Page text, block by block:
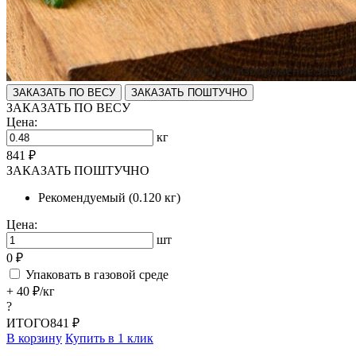
ЗАКАЗАТЬ ПО ВЕСУ ЗАКАЗАТЬ ПОШТУЧНО
ЗАКАЗАТЬ ПО ВЕСУ
Цена:
кг
841 ₽
ЗАКАЗАТЬ ПОШТУЧНО
Рекомендуемый (0.120 кг)
Цена:
шт
0 ₽
Упаковать в газовой среде
+ 40 ₽/кг
?
ИТОГО841 ₽
В корзину Купить в 1 клик